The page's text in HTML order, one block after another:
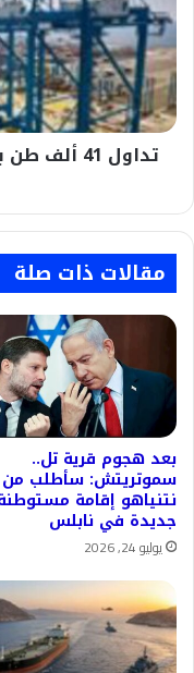
طن
بضائع
و592
شاحنة
بموانئ
البحر
الأحمر
مقالات ذات صلة
بعد هجوم قرية تل..
سموتريتش: سأطلب من
نتنياهو إقامة
جديدة في نابلس
يوليو 24, 2026